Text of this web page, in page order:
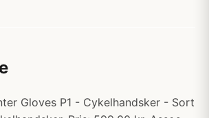
Gloves P1 - Cykelhandsker - Sort